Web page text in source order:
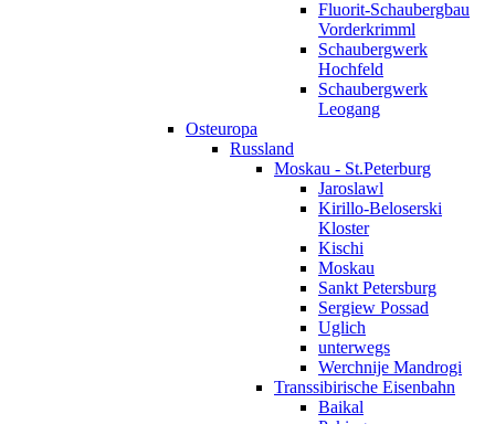
Fluorit-Schaubergbau
Vorderkrimml
Schaubergwerk
Hochfeld
Schaubergwerk
Leogang
Osteuropa
Russland
Moskau - St.Peterburg
Jaroslawl
Kirillo-Beloserski
Kloster
Kischi
Moskau
Sankt Petersburg
Sergiew Possad
Uglich
unterwegs
Werchnije Mandrogi
Transsibirische Eisenbahn
Baikal